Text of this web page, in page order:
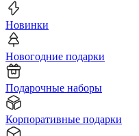
Новинки
Новогодние подарки
Подарочные наборы
Корпоративные подарки